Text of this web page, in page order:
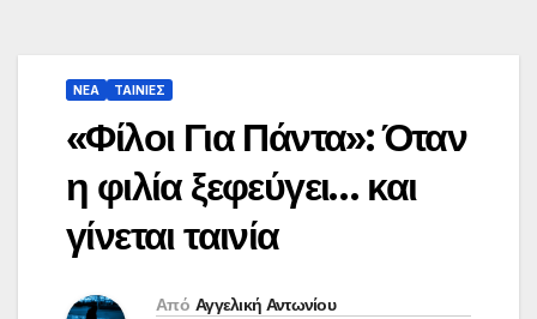
ΝΕΑ ΤΑΙΝΙΕΣ
«Φίλοι Για Πάντα»: Όταν
η φιλία ξεφεύγει… και
γίνεται ταινία
Από Αγγελική Αντωνίου